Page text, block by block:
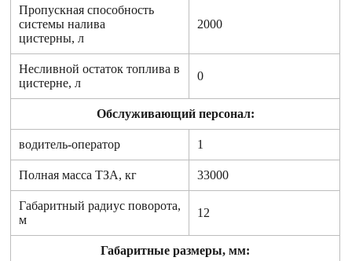
Пропускная способность
системы налива
цистерны, л
2000
Несливной остаток топлива в
цистерне, л
0
Обслуживающий персонал:
водитель-оператор 1
Полная масса ТЗА, кг 33000
Габаритный радиус поворота,
м
12
Габаритные размеры, мм: